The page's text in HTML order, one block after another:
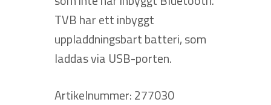
TVB har ett inbyggt
uppladdningsbart batteri, som
laddas via USB-porten.
Artikelnummer: 277030